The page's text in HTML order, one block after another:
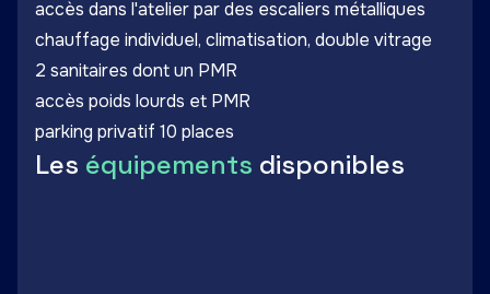
accès dans l'atelier par des escaliers métalliques
chauffage individuel, climatisation, double vitrage
2 sanitaires dont un PMR
accès poids lourds et PMR
parking privatif 10 places
Les équipements disponibles